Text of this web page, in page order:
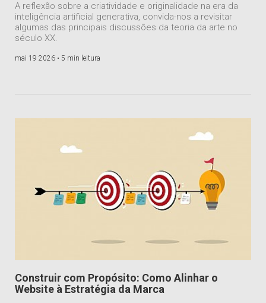
A reflexão sobre a criatividade e originalidade na era da
inteligência artificial generativa, convida-nos a revisitar
algumas das principais discussões da teoria da arte no
século XX.
mai 19 2026 • 5 min leitura
Construir com Propósito: Como Alinhar o
Website à Estratégia da Marca